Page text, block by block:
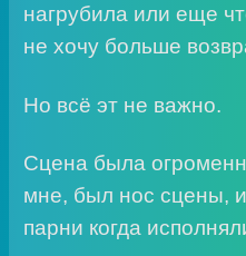
нагрубила или еще
не хочу больше
Но всё эт не важно.
Сцена была
мне, был нос сцены,
парни когда